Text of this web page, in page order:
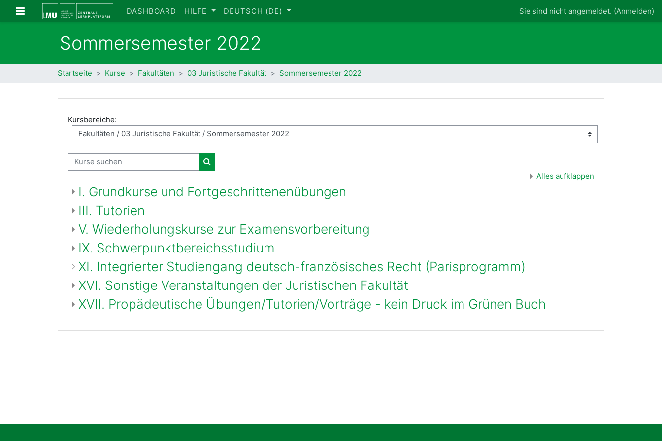
Zum Hauptinhalt
Website-Übersicht DASHBOARD HILFE DEUTSCH ‎(DE)‎ Sie sind nicht angemeldet. (Anmelden)
Sommersemester 2022
Startseite Kurse Fakultäten 03 Juristische Fakultät Sommersemester 2022
Kursbereiche:
Kurse suchen
Kurse suchen Alles aufklappen
I. Grundkurse und Fortgeschrittenenübungen
III. Tutorien
V. Wiederholungskurse zur Examensvorbereitung
IX. Schwerpunktbereichsstudium
XI. Integrierter Studiengang deutsch-französisches Recht (Parisprogramm)
XVI. Sonstige Veranstaltungen der Juristischen Fakultät
XVII. Propädeutische Übungen/Tutorien/Vorträge - kein Druck im Grünen Buch